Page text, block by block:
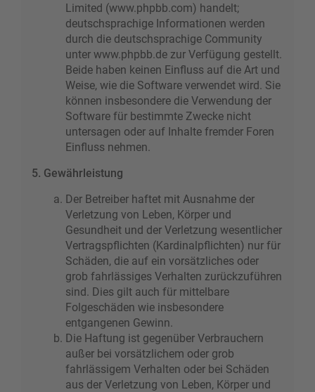
Limited (www.phpbb.com) handelt;
deutschsprachige Informationen werden
durch die deutschsprachige Community
unter www.phpbb.de zur Verfügung gestellt.
Beide haben keinen Einfluss auf die Art und
Weise, wie die Software verwendet wird. Sie
können insbesondere die Verwendung der
Software für bestimmte Zwecke nicht
untersagen oder auf Inhalte fremder Foren
Einfluss nehmen.
5. Gewährleistung
Der Betreiber haftet mit Ausnahme der
Verletzung von Leben, Körper und
Gesundheit und der Verletzung wesentlicher
Vertragspflichten (Kardinalpflichten) nur für
Schäden, die auf ein vorsätzliches oder
grob fahrlässiges Verhalten zurückzuführen
sind. Dies gilt auch für mittelbare
Folgeschäden wie insbesondere
entgangenen Gewinn.
Die Haftung ist gegenüber Verbrauchern
außer bei vorsätzlichem oder grob
fahrlässigem Verhalten oder bei Schäden
aus der Verletzung von Leben, Körper und